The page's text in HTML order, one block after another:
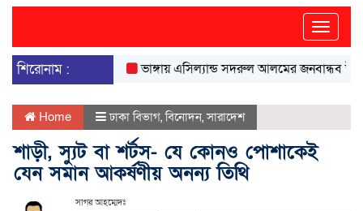
Toggle
শিরোনাম :
ভাঙ্গায় এসিল্যান্ড সদরুল আলমের জনবান্ধব
Home ঢাকা বিভাগ,বিনোদন,সারাদেশ
শাড়ী, স্যুট বা শর্টস- যে কোনও পোশাকেই
যেন সমান আকর্ষণীয় অনন্য তিথি
সাগর আহম্মেদঃ